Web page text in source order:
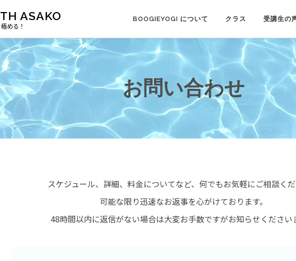
ASAKO
める！
BOOGIEYOGI について クラス 受講生の
お問い合わせ
スケジュール、詳細、料金についてなど、何でもお気軽にご相談くだ
可能な限り迅速なお返事を心がけております。
48時間以内に返信がない場合は大変お手数ですがお知らせください